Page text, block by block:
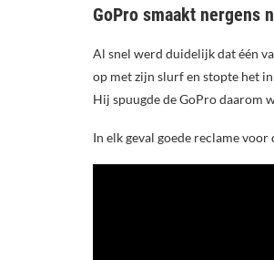
GoPro smaakt nergens
Al snel werd duidelijk dat één
op met zijn slurf en stopte het
Hij spuugde de GoPro daarom
In elk geval goede reclame